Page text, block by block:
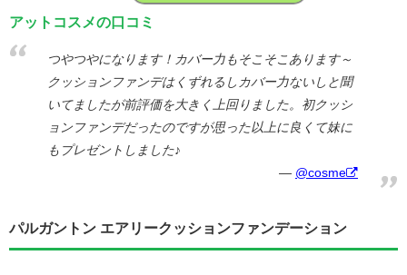
アットコスメの口コミ
つやつやになります！カバー力もそこそこあります～
クッションファンデはくずれるしカバー力ないしと聞
いてましたが前評価を大きく上回りました。初クッシ
ョンファンデだったのですが思った以上に良くて妹に
もプレゼントしました♪
@cosme
パルガントン エアリークッションファンデーション